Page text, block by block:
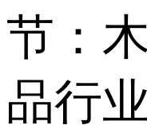
节：
品行